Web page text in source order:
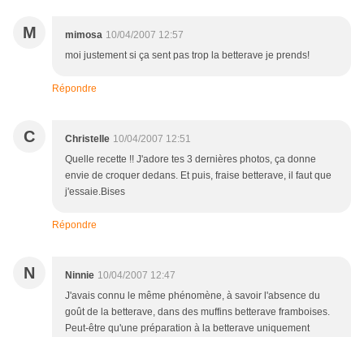
M mimosa 10/04/2007 12:57
moi justement si ça sent pas trop la betterave je prends!
Répondre
C Christelle 10/04/2007 12:51
Quelle recette !! J'adore tes 3 dernières photos, ça donne
envie de croquer dedans. Et puis, fraise betterave, il faut que
j'essaie.Bises
Répondre
N Ninnie 10/04/2007 12:47
J'avais connu le même phénomène, à savoir l'absence du
goût de la betterave, dans des muffins betterave framboises.
Peut-être qu'une préparation à la betterave uniquement